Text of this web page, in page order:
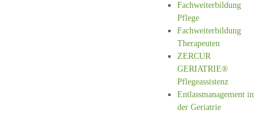
Fachweiterbildung
Pflege
Fachweiterbildung
Therapeuten
ZERCUR
GERIATRIE®
Pflegeassistenz
Entlassmanagement in
der Geriatrie